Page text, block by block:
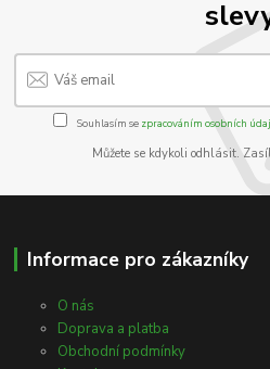
Souhlasím se zpracováním osobních
Můžete se kdykoli odhlásit.
Informace pro zákazníky
O nás
Doprava a platba
Obchodní podmínky